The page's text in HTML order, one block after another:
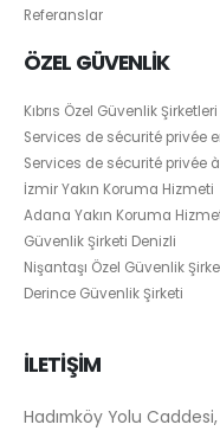
Referanslar
ÖZEL GÜVENLİK
Kıbrıs Özel Güvenlik Şirketleri
Services de sécurité privée
Services de sécurité privée
İzmir Yakın Koruma Hizmeti
Adana Yakın Koruma
Güvenlik Şirketi Denizli
Nişantaşı Özel Güvenlik
Derince Güvenlik Şirketi
İLETİŞİM
Hadımköy Yolu